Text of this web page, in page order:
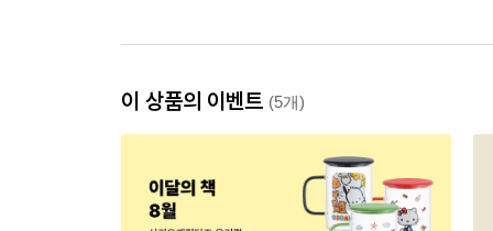
이 상품의 이벤트 (5개)